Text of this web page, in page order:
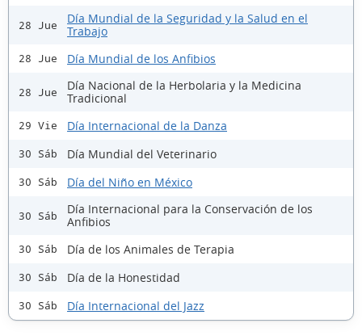
28 Jue
Día Mundial de la Seguridad y la Salud en el
Trabajo
28 Jue Día Mundial de los Anfibios
28 Jue
Día Nacional de la Herbolaria y la Medicina
Tradicional
29 Vie Día Internacional de la Danza
30 Sáb Día Mundial del Veterinario
30 Sáb Día del Niño en México
30 Sáb
Día Internacional para la Conservación de los
Anfibios
30 Sáb Día de los Animales de Terapia
30 Sáb Día de la Honestidad
30 Sáb Día Internacional del Jazz